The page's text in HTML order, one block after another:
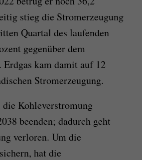
stieg die Stromerzeugung
Quartal des laufenden
gegenüber dem
kam damit auf 12
Stromerzeugung.
Kohleverstromung
beenden; dadurch geht
verloren. Um die
hat die